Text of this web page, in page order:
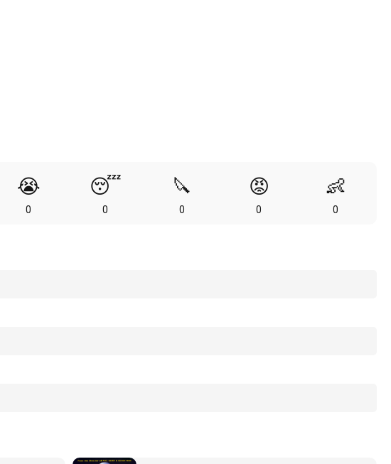
😭
0
😴
0
🔪
0
😡
0
👶
0